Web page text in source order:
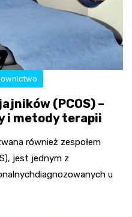
(PCOS) –
i metody terapii
również zespołem
jest jednym z
u